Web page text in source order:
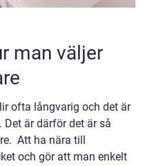
man väljer
ofta långvarig och det är
är därför det är så
Att ha nära till
och gör att man enkelt